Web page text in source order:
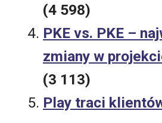
(4 598)
PKE vs. PKE –
zmiany w
(3 113)
Play traci